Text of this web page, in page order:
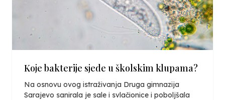
Koje bakterije sjede u školskim klupama?
Na osnovu ovog istraživanja Druga gimnazija
Sarajevo sanirala je sale i svlačionice i poboljšala